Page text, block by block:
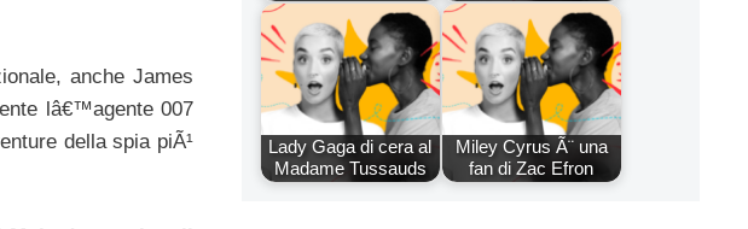
anche James
lâ€™agente 007
della spia piÃ¹
Lady Gaga di cera al
Madame Tussauds
Miley Cyrus Ã¨ una
fan di Zac Efron